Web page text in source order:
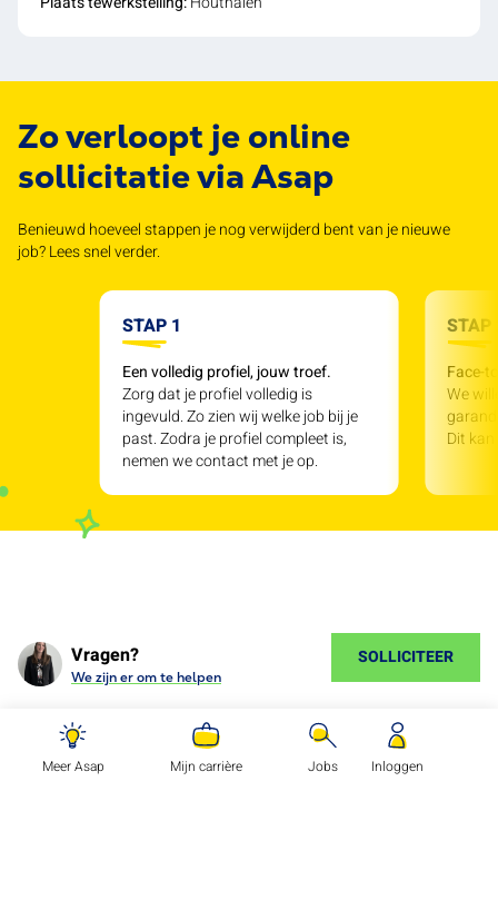
Zo verloopt je online
sollicitatie via Asap
Benieuwd hoeveel stappen je nog verwijderd bent van je nieuwe
job? Lees snel verder.
STAP 1
Een volledig profiel, jouw troef.
Zorg dat je profiel volledig is
ingevuld. Zo zien wij welke job bij je
past. Zodra je profiel compleet is,
nemen we contact met je op.
STAP
Face-
We
Dit
Vragen?
We zijn er om te helpen
SOLLICITEER
Meer Asap Mijn carrière Jobs Inloggen